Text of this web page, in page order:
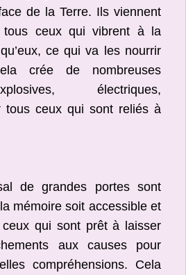
de la Terre. Ils viennent
ceux qui vibrent à la
ce qui va les nourrir
crée de nombreuses
électriques,
tous ceux qui sont reliés à
de grandes portes sont
mémoire soit accessible et
qui sont prêt à laisser
aux causes pour
compréhensions. Cela